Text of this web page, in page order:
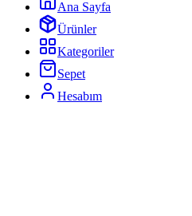
Ana Sayfa
Ürünler
Kategoriler
Sepet
Hesabım